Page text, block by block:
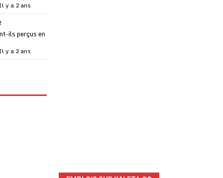
y a 2 ans
ils perçus en
y a 2 ans